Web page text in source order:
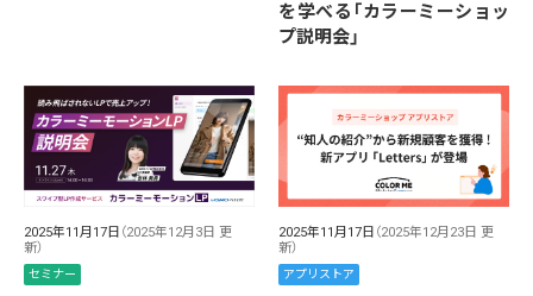
を学べる「カラーミーショッ
プ説明会」
2025年11月17日 （2025年12月3日 更
新）
セミナー
2025年11月17日 （2025年12月23日 更
新）
アプリストア